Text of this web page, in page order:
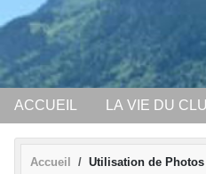
ACCUEIL LA VIE DU
Accueil Utilisation de Photos